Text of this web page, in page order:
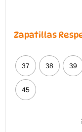
Zapatillas
37 38 39
45